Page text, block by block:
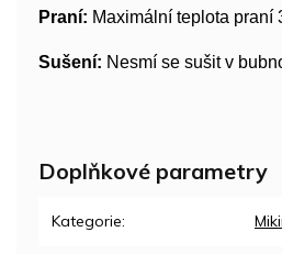
Praní: Maximální teplota praní
Sušení: Nesmí se sušit v
Doplňkové parametry
Kategorie: